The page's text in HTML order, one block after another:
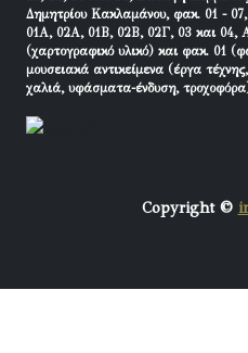
Δημητρίου Κακλαμάνου, φακ. 01 -
01Α, 02Α, 01Β, 02Β, 02Γ, 03 και 04,
(χαρτογραφικό υλικό) και φακ. 01
μουσειακά αντικείμενα (έργα
χαλιά, υφάσματα-ένδυση,
Copyright ©